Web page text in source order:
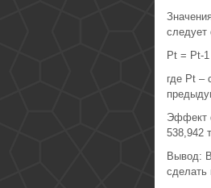
следует
Рt = Рt-1
где Рt –
Эффект
538,942
Вывод:
сделать